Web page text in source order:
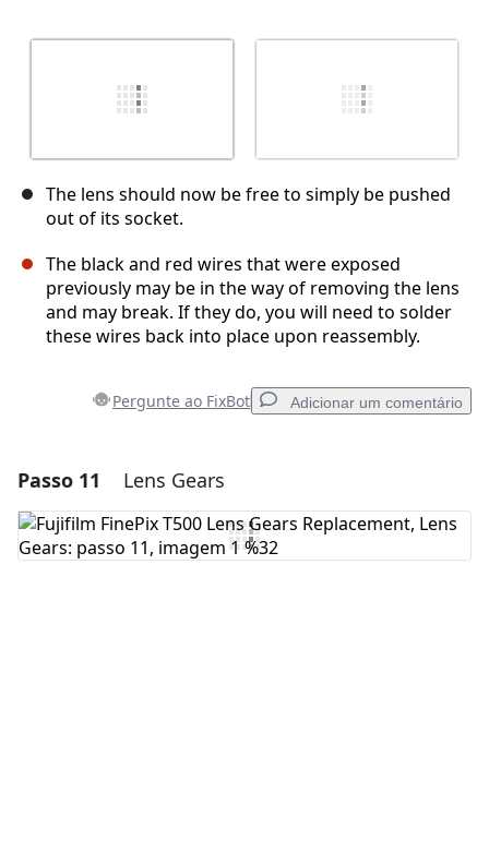
The lens should now be free to simply be pushed
out of its socket.
The black and red wires that were exposed
previously may be in the way of removing the lens
and may break. If they do, you will need to solder
these wires back into place upon reassembly.
Pergunte ao FixBot Adicionar um comentário
Adicionar um comentário
Comentar
Passo 11 Lens Gears